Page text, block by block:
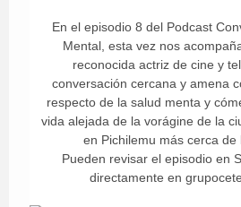
En el episodio 8 del Podcast
Mental, esta vez nos
reconocida actriz de cine y
conversación cercana y amena
respecto de la salud menta y
vida alejada de la vorágine de la
en Pichilemu más cerca de
Pueden revisar el episodio en
directamente en